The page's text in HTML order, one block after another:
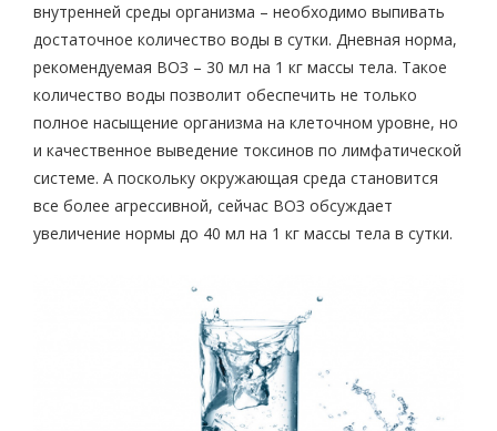
внутренней среды организма – необходимо выпивать
достаточное количество воды в сутки. Дневная норма,
рекомендуемая ВОЗ – 30 мл на 1 кг массы тела. Такое
количество воды позволит обеспечить не только
полное насыщение организма на клеточном уровне, но
и качественное выведение токсинов по лимфатической
системе. А поскольку окружающая среда становится
все более агрессивной, сейчас ВОЗ обсуждает
увеличение нормы до 40 мл на 1 кг массы тела в сутки.